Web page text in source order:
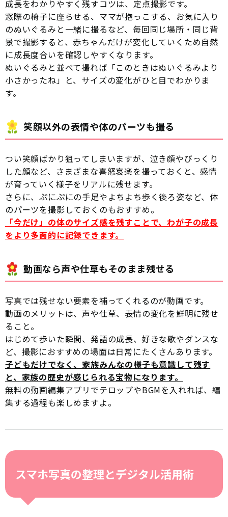
成長をわかりやすく残すコツは、定点撮影です。
窓際の椅子に座らせる、ママが抱っこする、お気に入り
のぬいぐるみと一緒に撮るなど、毎回同じ場所・同じ背
景で撮影すると、赤ちゃんだけが変化していくため自然
に成長度合いを確認しやすくなります。
ぬいぐるみと並べて撮れば「このときはぬいぐるみより
小さかったね」と、サイズの変化がひと目でわかりま
す。
笑顔以外の表情や体のパーツも撮る
つい笑顔ばかり狙ってしまいますが、泣き顔やびっくり
した顔など、さまざまな喜怒哀楽を撮っておくと、感情
が育っていく様子をリアルに残せます。
さらに、ぷにぷにの手足やよちよち歩く後ろ姿など、体
のパーツを撮影しておくのもおすすめ。
「今だけ」の体のサイズ感を残すことで、わが子の成長
をより多面的に記録できます。
動画なら声や仕草もそのまま残せる
写真では残せない要素を補ってくれるのが動画です。
動画のメリットは、声や仕草、表情の変化を鮮明に残せ
ること。
はじめて歩いた瞬間、発語の成長、好きな歌やダンスな
ど、撮影におすすめの場面は日常にたくさんあります。
子どもだけでなく、家族みんなの様子も意識して残す
と、家族の歴史が感じられる宝物になります。
無料の動画編集アプリでテロップやBGMを入れれば、編
集する過程も楽しめますよ。
スマホ写真の整理とデジタル活用術